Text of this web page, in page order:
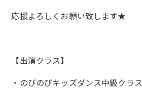
応援よろしくお願い致します★
【出演クラス】
・のびのびキッズダンス中級クラス